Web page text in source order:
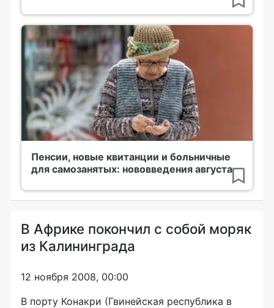
Пенсии, новые квитанции и больничные
для самозанятых: нововведения августа
В Африке покончил с собой моряк
из Калининграда
12 ноября 2008, 00:00
В порту Конакри (Гвинейская республика в